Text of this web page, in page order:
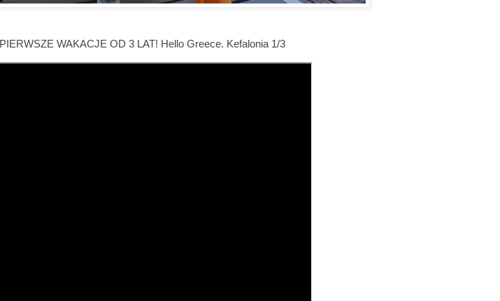
PIERWSZE WAKACJE OD 3 LAT! Hello Greece. Kefalonia 1/3